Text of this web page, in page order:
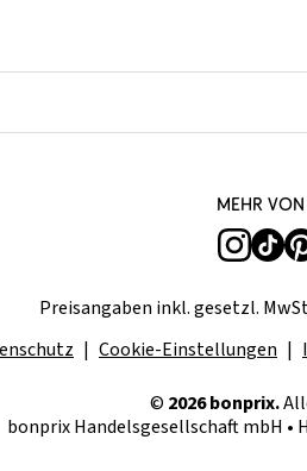
Mehr
Preisangaben inkl. gesetzl.
Cookie-Einstellungen
© 2026 bonprix.
bonprix Handelsgesellschaft mbH •